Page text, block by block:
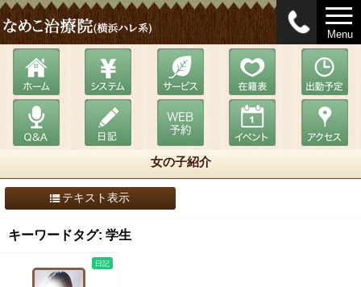
Menu
女の子紹介
テキスト表示
キーワードタグ: 学生
日記